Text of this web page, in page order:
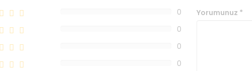
0
0
0
0
Yorumunuz *